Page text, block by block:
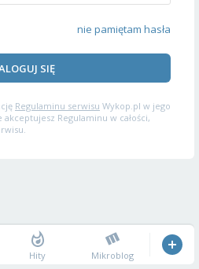
nie pamiętam hasła
SIĘ
Regulaminu serwisu Wykop.pl w jego
Regulaminu w całości,
Hity Mikroblog